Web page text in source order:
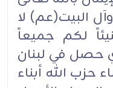
البيت(عم) لا
لكم جميعاً
حصل في لبنان
حزب الله أبناء